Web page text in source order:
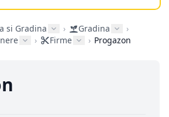
din anul 2009 clinica isi
si Gradina › Gradina
›
› Firme › Progazon